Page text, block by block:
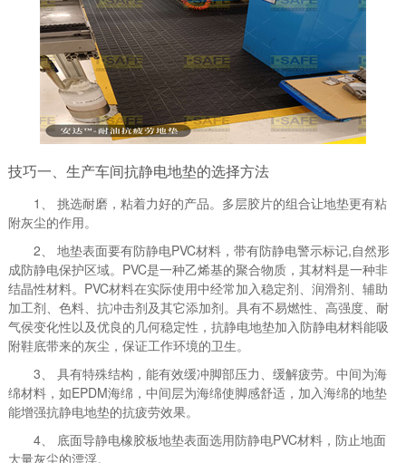
技巧一、生产车间抗静电地垫的选择方法
1、 挑选耐磨，粘着力好的产品。多层胶片的组合让地垫更有粘
附灰尘的作用。
2、 地垫表面要有防静电PVC材料，带有防静电警示标记,自然形
成防静电保护区域。PVC是一种乙烯基的聚合物质，其材料是一种非
结晶性材料。PVC材料在实际使用中经常加入稳定剂、润滑剂、辅助
加工剂、色料、抗冲击剂及其它添加剂。具有不易燃性、高强度、耐
气侯变化性以及优良的几何稳定性，抗静电地垫加入防静电材料能吸
附鞋底带来的灰尘，保证工作环境的卫生。
3、 具有特殊结构，能有效缓冲脚部压力、缓解疲劳。中间为海
绵材料，如EPDM海绵，中间层为海绵使脚感舒适，加入海绵的地垫
能增强抗静电地垫的抗疲劳效果。
4、 底面导静电橡胶板地垫表面选用防静电PVC材料，防止地面
大量灰尘的漂浮。